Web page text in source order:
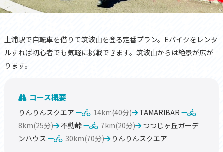
土浦駅で自転車を借りて筑波山を登る定番プラン。Eバイクをレンタ
ルすれば初心者でも気軽に挑戦できます。筑波山からは絶景が広が
ります。
コース概要
りんりんスクエア 14km(40分)
TAMARIBAR
8km(25分)
不動峠 7km(20分)
つつじヶ丘ガーデ
ンハウス
30km(70分) りんりんスクエア